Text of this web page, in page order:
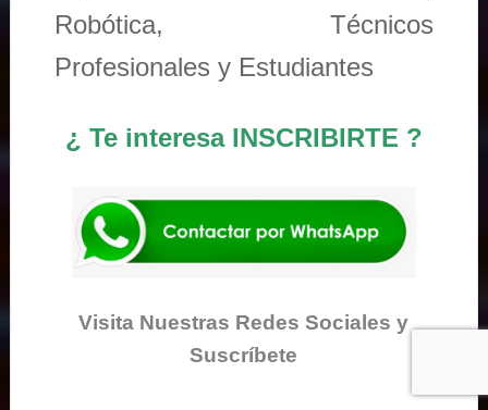
Robótica, Técnicos
Profesionales y Estudiantes
¿ Te interesa INSCRIBIRTE ?
Visita Nuestras Redes Sociales y
Suscríbete